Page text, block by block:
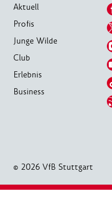
Aktuell
Profis
Junge Wilde
Club
Erlebnis
Business
© 2026 VfB Stuttgart